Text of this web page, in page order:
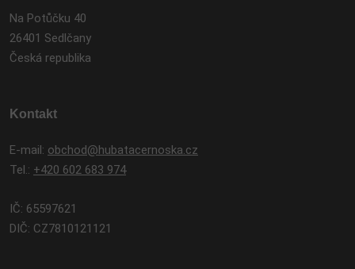
Na Potůčku 40
26401 Sedlčany
Česká republika
Kontakt
E-mail: obchod@hubatacernoska.cz
Tel.: +420 602 683 974
IČ: 65597621
DIČ: CZ7810121121